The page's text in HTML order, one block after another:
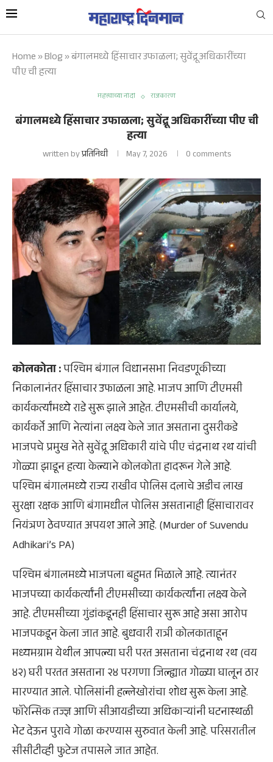
Home»Blog»बंगालमध्ये हिंसाचार उफाळला; सुवेंद्रू अधिकारींच्या
पीए ची हत्या
महत्त्वाच्या नोंदी राजकारण
बंगालमध्ये हिंसाचार उफाळला; सुवेंद्रू अधिकारींच्या पीए ची
हत्या
written byप्रतिनिधी May 7, 2026 0 comments
कोलकोता :पश्चिम बंगाल विधानसभा निवडणूकीच्या
निकालानंतर हिंसाचार उफाळला आहे. भाजप आणि टीएमसी
कार्यकर्त्यांमध्ये राडे सुरू झाले आहेत. टीएमसीची कार्यालये,
कार्यकर्ते आणि नेत्यांना लक्ष्य केले जात असताना दुसरीकडे
भाजपचे प्रमुख नेते सुवेंद्रू अधिकारी यांचे पीए चंद्रनाथ रथ यांची
गोळ्या झाडून हत्या केल्याने कोलकोता हादरून गेले आहे.
पश्चिम बंगालमध्ये राज्य राखीव पोलिस दलाचे अडीच लाख
सुरक्षा रक्षक आणि बंगामधील पोलिस असतानाही हिंसाचारावर
नियंत्रण ठेवण्यात अपयश आले आहे. (Murder of Suvendu
Adhikari’s PA)
पश्चिम बंगालमध्ये भाजपला बहुमत मिळाले आहे. त्यानंतर
भाजपच्या कार्यकर्त्यांनी टीएमसीच्या कार्यकर्त्यांना लक्ष्य केले
आहे. टीएमसीच्या गुंडांकडूनही हिंसाचार सुरू आहे असा आरोप
भाजपकडून केला जात आहे. बुधवारी रात्री कोलकाताहून
मध्यमग्राम येथील आपल्या घरी परत असताना चंद्रनाथ रथ (वय
४२) घरी परतत असताना २४ परगणा जिल्ह्यात गोळ्या घालून ठार
मारण्यात आले. पोलिसांनी हल्लेखोरांचा शोध सुरू केला आहे.
फॉरेन्सिक तज्ज्ञ आणि सीआयडीच्या अधिकाऱ्यांनी घटनास्थळी
भेट देऊन पुरावे गोळा करण्यास सुरुवात केली आहे. परिसरातील
सीसीटीव्ही फुटेज तपासले जात आहेत.